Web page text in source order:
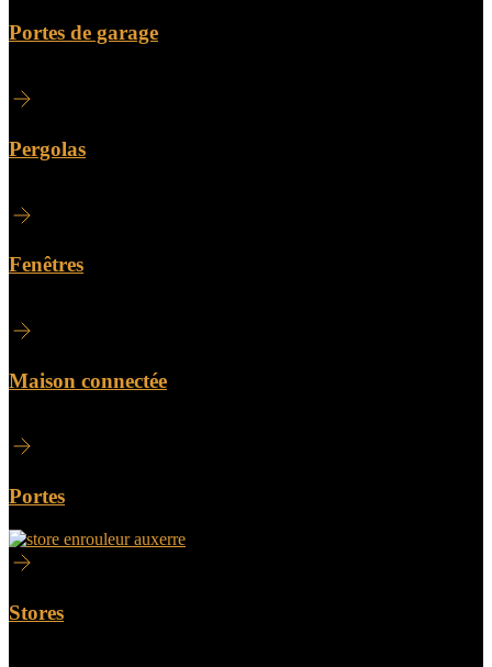
Portes de garage
Pergolas
Fenêtres
Maison connectée
Portes
Stores